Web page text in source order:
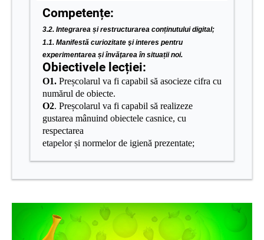
Competențe:
3.2. Integrarea și restructurarea conținutului digital;
1.1. Manifestă curiozitate şi interes pentru
experimentarea și învăţarea în situații noi.
Obiectivele lecției:
O1. Preșcolarul va fi capabil să asocieze cifra cu
numărul de obiecte.
O2. Preșcolarul va fi capabil să realizeze
gustarea mânuind obiectele casnice, cu
respectarea
etapelor și normelor de igienă prezentate;